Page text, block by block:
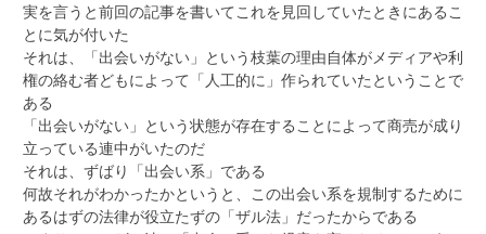
実を言うと前回の記事を書いてこれを見回していたときにあるこ
とに気が付いた
それは、「出会いがない」という枝葉の理由自体がメディアや利
権の絡む者どもによって「人工的に」作られていたということで
ある
「出会いがない」という状態が存在することによって商売が成り
立っている連中がいたのだ
それは、ずばり「出会い系」である
何故それがわかったかというと、この出会い系を規制するために
あるはずの法律が役立たずの「ザル法」だったからである